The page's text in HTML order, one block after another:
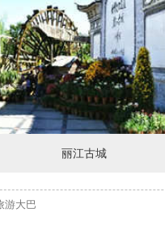
丽江古城
游大巴